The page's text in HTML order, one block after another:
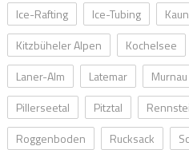
Ice-Rafting
Ice-Tubing
Kitzbüheler Alpen
Kochelsee
Laner-Alm
Latemar Murnau
Pillerseetal
Pitztal
Roggenboden
Rucksack